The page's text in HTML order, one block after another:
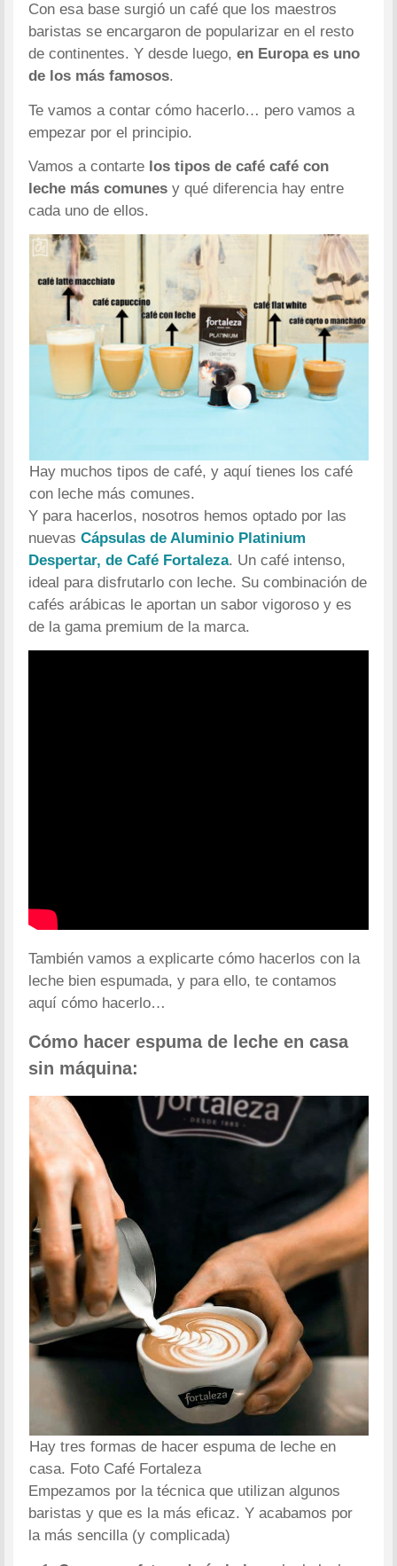
Con esa base surgió un café que los maestros
baristas se encargaron de popularizar en el resto
de continentes. Y desde luego,en Europa es uno
de los más famosos.
Te vamos a contar cómo hacerlo… pero vamos a
empezar por el principio.
Vamos a contarte los tipos de café café con
leche más comunes y qué diferencia hay entre
cada uno de ellos.
Hay muchos tipos de café, y aquí tienes los café
con leche más comunes.
Y para hacerlos, nosotros hemos optado por las
nuevasCápsulas de Aluminio Platinium
Despertar, de Café Fortaleza. Un café intenso,
ideal para disfrutarlo con leche. Su combinación de
cafés arábicas le aportan un sabor vigoroso y es
de la gama premium de la marca.
También vamos a explicarte cómo hacerlos con la
leche bien espumada, y para ello, te contamos
aquí cómo hacerlo…
Cómo hacer espuma de leche en casa
sin máquina:
Hay tres formas de hacer espuma de leche en
casa. Foto Café Fortaleza
Empezamos por la técnica que utilizan algunos
baristas y que es la más eficaz. Y acabamos por
la más sencilla (y complicada)